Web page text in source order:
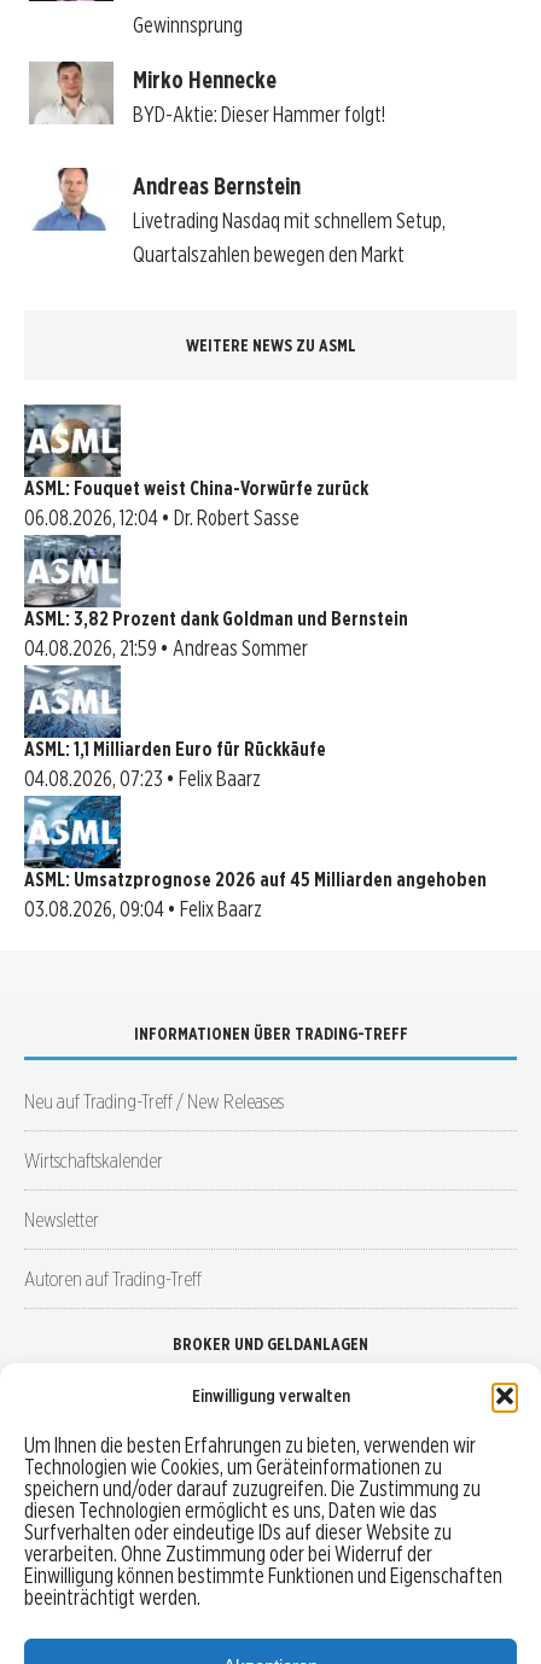
Einwilligung verwalten
Um Ihnen die besten Erfahrungen zu bieten, verwenden wir
Technologien wie Cookies, um Geräteinformationen zu
speichern und/oder darauf zuzugreifen. Die Zustimmung zu
diesen Technologien ermöglicht es uns, Daten wie das
Surfverhalten oder eindeutige IDs auf dieser Website zu
verarbeiten. Ohne Zustimmung oder bei Widerruf der
Einwilligung können bestimmte Funktionen und Eigenschaften
beeinträchtigt werden.
Gewinnsprung
Mirko Hennecke
BYD-Aktie: Dieser Hammer folgt!
Andreas Bernstein
Livetrading Nasdaq mit schnellem Setup,
Quartalszahlen bewegen den Markt
WEITERE NEWS ZU ASML
ASML: Fouquet weist China-Vorwürfe zurück
06.08.2026, 12:04 • Dr. Robert Sasse
ASML: 3,82 Prozent dank Goldman und Bernstein
04.08.2026, 21:59 • Andreas Sommer
ASML: 1,1 Milliarden Euro für Rückkäufe
04.08.2026, 07:23 • Felix Baarz
ASML: Umsatzprognose 2026 auf 45 Milliarden angehoben
03.08.2026, 09:04 • Felix Baarz
INFORMATIONEN ÜBER TRADING-TREFF
Neu auf Trading-Treff / New Releases
Wirtschaftskalender
Newsletter
Autoren auf Trading-Treff
BROKER UND GELDANLAGEN
Robo-Advisor vergleichen
Depotvergleich
Festgeld vergleichen
Tagesgeld vergleichen